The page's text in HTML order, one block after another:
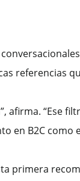
referencias
afirma. “Ese
en B2C como
primera